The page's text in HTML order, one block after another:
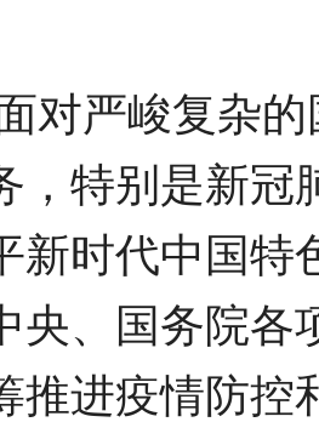
对严峻复杂
，特别是新冠
新时代中国特
央、国务院各
推进疫情防控